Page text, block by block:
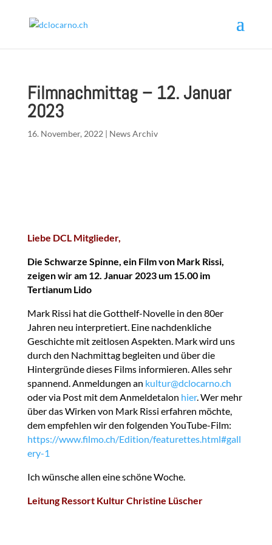
Filmnachmittag – 12. Januar
2023
16. November, 2022 | News Archiv
Liebe DCL Mitglieder,
Die Schwarze Spinne, ein Film von Mark Rissi,
zeigen wir am 12. Januar 2023 um 15.00 im
Tertianum Lido
Mark Rissi hat die Gotthelf-Novelle in den 80er
Jahren neu interpretiert. Eine nachdenkliche
Geschichte mit zeitlosen Aspekten. Mark wird uns
durch den Nachmittag begleiten und über die
Hintergründe dieses Films informieren. Alles sehr
spannend. Anmeldungen an kultur@dclocarno.ch
oder via Post mit dem Anmeldetalon hier. Wer mehr
über das Wirken von Mark Rissi erfahren möchte,
dem empfehlen wir den folgenden YouTube-Film:
https://www.filmo.ch/Edition/featurettes.html#gall
ery-1
Ich wünsche allen eine schöne Woche.
Leitung Ressort Kultur Christine Lüscher